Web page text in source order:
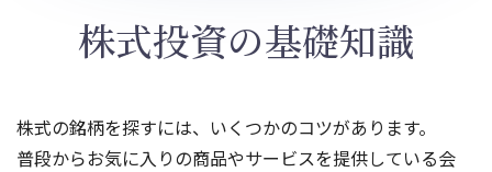
株式投資の基礎知識
株式の銘柄を探すには、いくつかのコツがあります。
普段からお気に入りの商品やサービスを提供している会